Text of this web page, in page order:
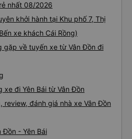
nhất 08/2026
khởi hành tại Khu phố 7, Thị
xe khách Cái Rồng)
gặp về tuyến xe từ Vân Đồn đi
xe đi Yên Bái từ Vân Đồn
review, đánh giá nhà xe Vân Đồn
Đồn - Yên Bái